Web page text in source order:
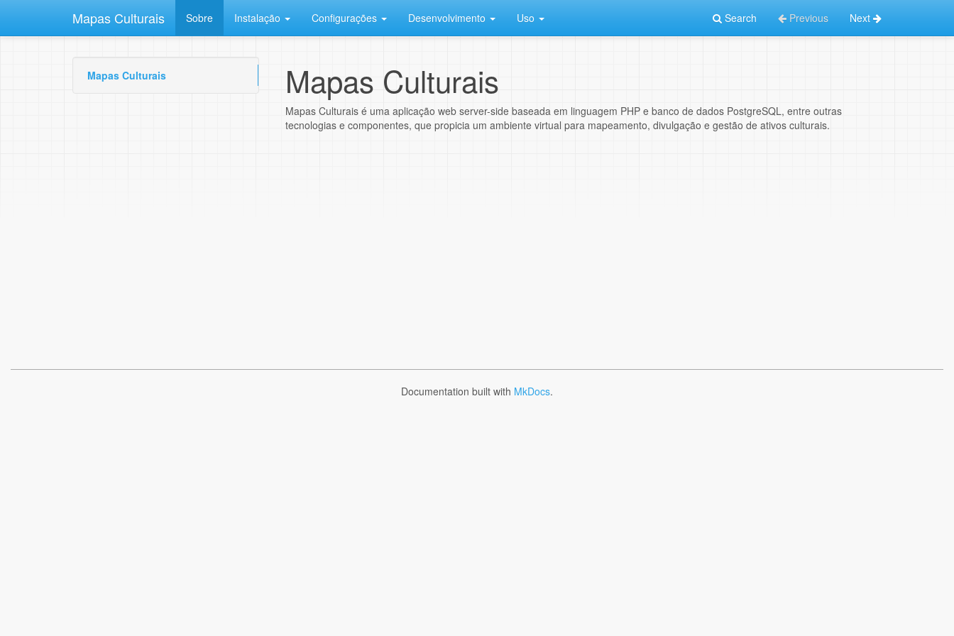
Mapas Culturais Sobre Instalação Configurações Desenvolvimento Uso Search Previous Next
Mapas Culturais Mapas Culturais
Mapas Culturais é uma aplicação web server-side baseada em linguagem PHP e banco de dados PostgreSQL, entre outras
tecnologias e componentes, que propicia um ambiente virtual para mapeamento, divulgação e gestão de ativos culturais.
Documentation built with MkDocs.